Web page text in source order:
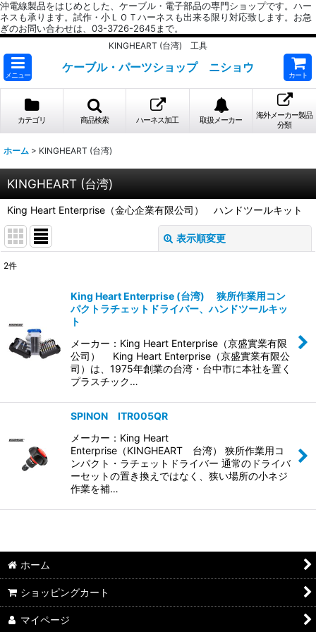
沖電線製品をはじめとした、ケーブル・電子部品の専門ショップです。ハー
ネスも承ります。試作・小ＬＯＴハーネスも出来る限り対応致します。お急
ぎのお問い合わせは、03-3726-2645まで。
KINGHEART (台湾) 工具
メニュー
ケーブル・パーツショップ ニショウ
カート
カテゴリ 商品検索 ハーネス加工 取扱メーカー
海外メーカー製品
分類
ホーム > KINGHEART (台湾)
KINGHEART (台湾)
King Heart Enterprise（金心企業有限公司） ハンドツールキット
表示順変更
絞り込む
2件
King Heart Enterprise (台湾) 狭所作業用コン
パクトラチェットドライバー、ハンドツールキッ
ト
メーカー：King Heart Enterprise（京盛實業有限
公司） King Heart Enterprise（京盛實業有限公
司）は、1975年創業の台湾・台中市に本社を置く
プラスチック…
SPINON ITR005QR
メーカー：King Heart
Enterprise（KINGHEART 台湾） 狭所作業用コ
ンパクト・ラチェットドライバー 通常のドライバ
ーセットの置き換えではなく、狭い場所の小ネジ
作業を補…
ホーム
ショッピングカート
マイページ